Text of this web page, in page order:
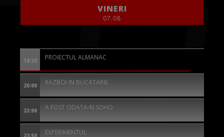
VINERI
07.08
18:20 PROIECTUL ALMANAC
20:00 RAZBOI IN BUCATARIE
22:00 A FOST ODATA-N SOHO
23:50 EXPERIMENTUL